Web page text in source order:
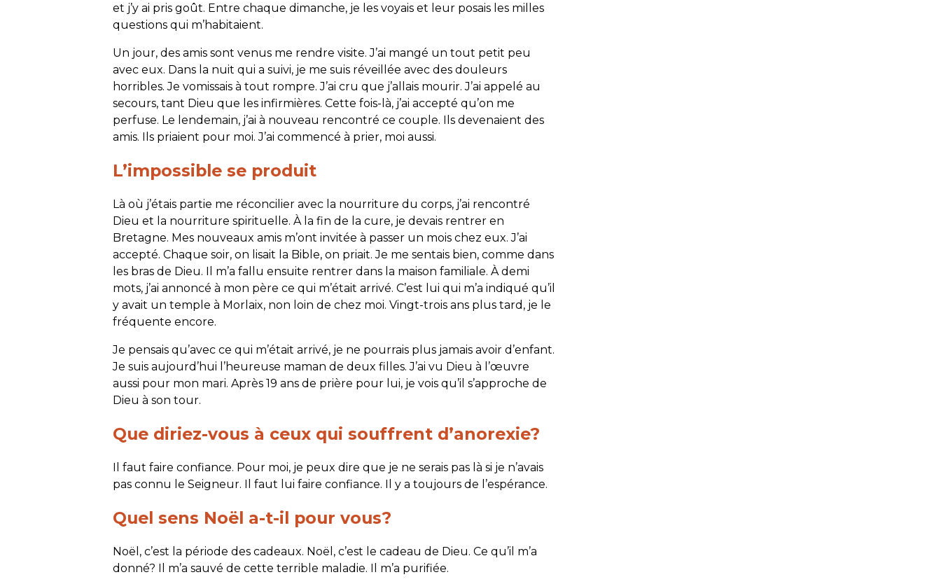
et j’y ai pris goût. Entre chaque dimanche, je les voyais et leur posais les milles
questions qui m’habitaient.
Un jour, des amis sont venus me rendre visite. J’ai mangé un tout petit peu
avec eux. Dans la nuit qui a suivi, je me suis réveillée avec des douleurs
horribles. Je vomissais à tout rompre. J’ai cru que j’allais mourir. J’ai appelé au
secours, tant Dieu que les infirmières. Cette fois-là, j’ai accepté qu’on me
perfuse. Le lendemain, j’ai à nouveau rencontré ce couple. Ils devenaient des
amis. Ils priaient pour moi. J’ai commencé à prier, moi aussi.
L’impossible se produit
Là où j’étais partie me réconcilier avec la nourriture du corps, j’ai rencontré
Dieu et la nourriture spirituelle. À la fin de la cure, je devais rentrer en
Bretagne. Mes nouveaux amis m’ont invitée à passer un mois chez eux. J’ai
accepté. Chaque soir, on lisait la Bible, on priait. Je me sentais bien, comme dans
les bras de Dieu. Il m’a fallu ensuite rentrer dans la maison familiale. À demi
mots, j’ai annoncé à mon père ce qui m’était arrivé. C’est lui qui m’a indiqué qu’il
y avait un temple à Morlaix, non loin de chez moi. Vingt-trois ans plus tard, je le
fréquente encore.
Je pensais qu’avec ce qui m’était arrivé, je ne pourrais plus jamais avoir d’enfant.
Je suis aujourd’hui l’heureuse maman de deux filles. J’ai vu Dieu à l’œuvre
aussi pour mon mari. Après 19 ans de prière pour lui, je vois qu’il s’approche de
Dieu à son tour.
Que diriez-vous à ceux qui souffrent d’anorexie?
Il faut faire confiance. Pour moi, je peux dire que je ne serais pas là si je n’avais
pas connu le Seigneur. Il faut lui faire confiance. Il y a toujours de l’espérance.
Quel sens Noël a-t-il pour vous?
Noël, c’est la période des cadeaux. Noël, c’est le cadeau de Dieu. Ce qu’il m’a
donné? Il m’a sauvé de cette terrible maladie. Il m’a purifiée.